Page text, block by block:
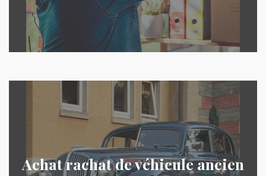
Achat rachat de véhicule ancien